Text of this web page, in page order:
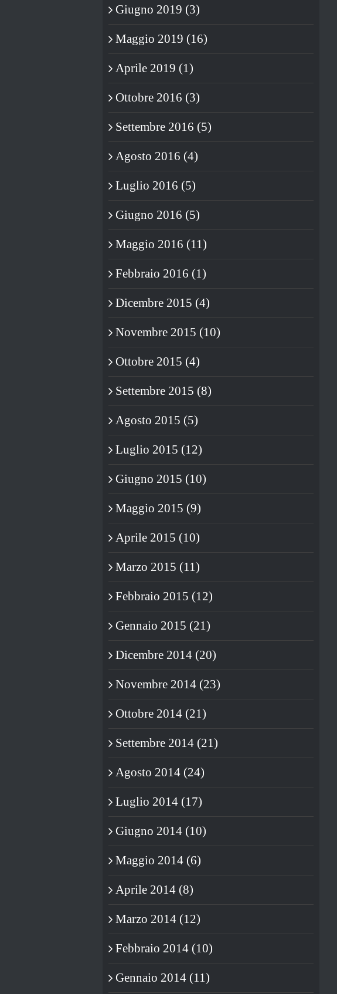
Giugno 2019 (3)
Maggio 2019 (16)
Aprile 2019 (1)
Ottobre 2016 (3)
Settembre 2016 (5)
Agosto 2016 (4)
Luglio 2016 (5)
Giugno 2016 (5)
Maggio 2016 (11)
Febbraio 2016 (1)
Dicembre 2015 (4)
Novembre 2015 (10)
Ottobre 2015 (4)
Settembre 2015 (8)
Agosto 2015 (5)
Luglio 2015 (12)
Giugno 2015 (10)
Maggio 2015 (9)
Aprile 2015 (10)
Marzo 2015 (11)
Febbraio 2015 (12)
Gennaio 2015 (21)
Dicembre 2014 (20)
Novembre 2014 (23)
Ottobre 2014 (21)
Settembre 2014 (21)
Agosto 2014 (24)
Luglio 2014 (17)
Giugno 2014 (10)
Maggio 2014 (6)
Aprile 2014 (8)
Marzo 2014 (12)
Febbraio 2014 (10)
Gennaio 2014 (11)